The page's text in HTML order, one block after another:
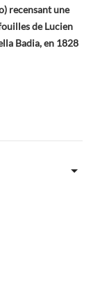
recensant une
de Lucien
Badia, en 1828